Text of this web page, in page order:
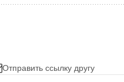
Отправить ссылку другу